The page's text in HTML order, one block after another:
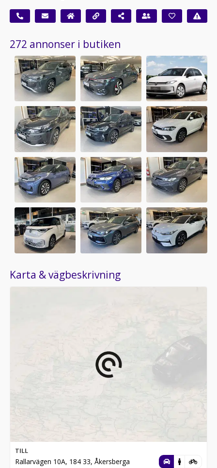
272 annonser i butiken
Karta & vägbeskrivning
TILL
Rallarvägen 10A, 184 33, Åkersberga